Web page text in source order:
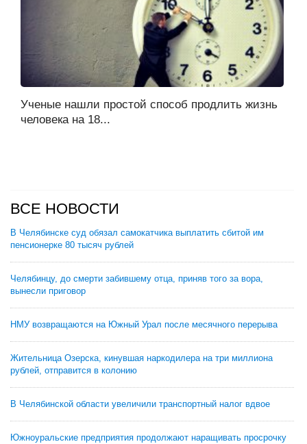
Ученые нашли простой способ продлить жизнь
человека на 18...
ВСЕ НОВОСТИ
В Челябинске суд обязал самокатчика выплатить сбитой им
пенсионерке 80 тысяч рублей
Челябинцу, до смерти забившему отца, приняв того за вора,
вынесли приговор
НМУ возвращаются на Южный Урал после месячного перерыва
Жительница Озерска, кинувшая наркодилера на три миллиона
рублей, отправится в колонию
В Челябинской области увеличили транспортный налог вдвое
Южноуральские предприятия продолжают наращивать просрочку